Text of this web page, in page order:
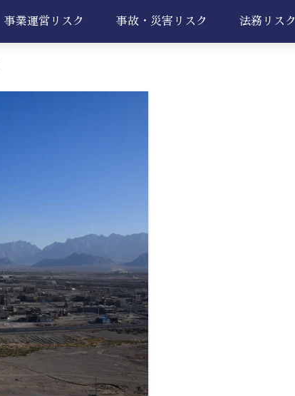
事業運営リスク 事故・災害リスク 法務リスク